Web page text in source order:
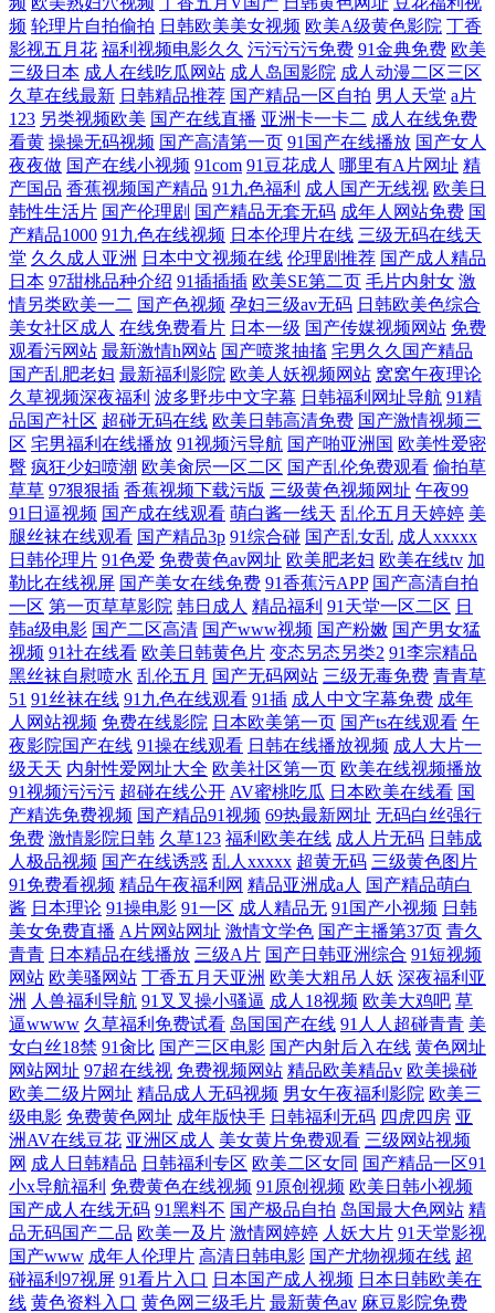
频 轮理片自拍偷拍 日韩欧美美女视频 欧美A级黄色影院 丁香
影视五月花 福利视频电影久久 污污污污免费 91金典免费 欧美
三级日本 成人在线吃瓜网站 成人岛国影院 成人动漫二区三区
久草在线最新 日韩精品推荐 国产精品一区自拍 男人天堂 a片
123 另类视频欧美 国产在线直播 亚洲卡一卡二 成人在线免费
看黄 操操无码视频 国产高清第一页 91国产在线播放 国产女人
夜夜做 国产在线小视频 91com 91豆花成人 哪里有A片网址 精
产国品 香蕉视频国产精品 91九色福利 成人国产无线视 欧美日
韩性生活片 国产伦理剧 国产精品无套无码 成年人网站免费 国
产精品1000 91九色在线视频 日本伦理片在线 三级无码在线天
堂 久久成人亚洲 日本中文视频在线 伦理剧推荐 国产成人精品
日本 97甜桃品种介绍 91插插插 欧美SE第二页 毛片内射女 激
情另类欧美一二 国产色视频 孕妇三级av无码 日韩欧美色综合
美女社区成人 在线免费看片 日本一级 国产传媒视频网站 免费
观看污网站 最新激情h网站 国产喷浆抽搐 宅男久久国产精品
国产乱肥老妇 最新福利影院 欧美人妖视频网站 窝窝午夜理论
久草视频深夜福利 波多野步中文字幕 日韩福利网址导航 91精
品国产社区 超碰无码在线 欧美日韩高清免费 国产激情视频三
区 宅男福利在线播放 91视频污导航 国产啪亚洲国 欧美性爱密
臀 疯狂少妇喷潮 欧美肏屄一区二区 国产乱伦免费观看 偷拍草
草草 97狠狠插 香蕉视频下载污版 三级黄色视频网址 午夜99
91日逼视频 国产成在线观看 萌白酱一线天 乱伦五月天婷婷 美
腿丝袜在线观看 国产精品3p 91综合碰 国产乱女乱 成人xxxxx
日韩伦理片 91色爱 免费黄色av网址 欧美肥老妇 欧美在线tv 加
勒比在线视屏 国产美女在线免费 91香蕉污APP 国产高清自拍
一区 第一页草草影院 韩日成人 精品福利 91天堂一区二区 日
韩a级电影 国产二区高清 国产www视频 国产粉嫩 国产男女猛
视频 91社在线看 欧美日韩黄色片 变态另态另类2 91李宗精品
黑丝袜自慰喷水 乱伦五月 国产无码网站 三级无毒免费 青青草
51 91丝袜在线 91九色在线观看 91插 成人中文字幕免费 成年
人网站视频 免费在线影院 日本欧美第一页 国产ts在线观看 午
夜影院国产在线 91操在线观看 日韩在线播放视频 成人大片一
级天天 内射性爱网址大全 欧美社区第一页 欧美在线视频播放
91视频污污污 超碰在线公开 AV蜜桃吃瓜 日本欧美在线看 国
产精选免费视频 国产精品91视频 69热最新网址 无码白丝强行
免费 激情影院日韩 久草123 福利欧美在线 成人片无码 日韩成
人极品视频 国产在线诱惑 乱人xxxxx 超黄无码 三级黄色图片
91免费看视频 精品午夜福利网 精品亚洲成a人 国产精品萌白
酱 日本理论 91操电影 91一区 成人精品无 91国产小视频 日韩
美女免费直播 A片网站网址 激情文学色 国产主播第37页 青久
青青 日本精品在线播放 三级A片 国产日韩亚洲综合 91短视频
网站 欧美骚网站 丁香五月天亚洲 欧美大粗吊人妖 深夜福利亚
洲 人兽福利导航 91叉叉操小骚逼 成人18视频 欧美大鸡吧 草
逼wwww 久草福利免费试看 岛国国产在线 91人人超碰青青 美
女白丝18禁 91肏比 国产三区电影 国产内射后入在线 黄色网址
网站网址 97超在线视 免费视频网站 精品欧美精品v 欧美操碰
欧美二级片网址 精品成人无码视频 男女午夜福利影院 欧美三
级电影 免费黄色网址 成年版快手 日韩福利无码 四虎四房 亚
洲AV在线豆花 亚洲区成人 美女黄片免费观看 三级网站视频
网 成人日韩精品 日韩福利专区 欧美二区女同 国产精品一区91
小x导航福利 免费黄色在线视频 91原创视频 欧美日韩小视频
国产成人在线无码 91黑料不 国产极品自拍 岛国最大色网站 精
品无码国产二品 欧美一及片 激情网婷婷 人妖大片 91天堂影视
国产www 成年人伦理片 高清日韩电影 国产尤物视频在线 超
碰福利97视屏 91看片入口 日本国产成人视频 日本日韩欧美在
线 黄色资料入口 黄色网三级毛片 最新黄色av 麻豆影院免费